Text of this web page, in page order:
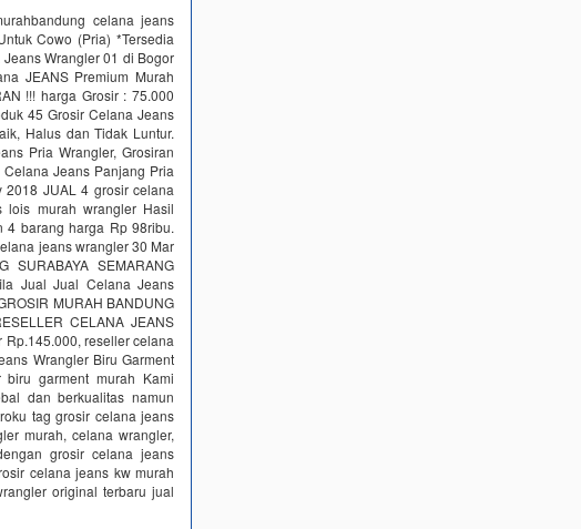
celana jeans
Cowo (Pria) *Tersedia
Wrangler 01 di Bogor
JEANS Premium Murah
!!! harga Grosir : 75.000
45 Grosir Celana Jeans
Halus dan Tidak Luntur.
Pria Wrangler, Grosiran
Jeans Panjang Pria
2018 JUAL 4 grosir celana
lois murah wrangler Hasil
4 barang harga Rp 98ribu.
jeans wrangler 30 Mar
SURABAYA SEMARANG
Jual Jual Celana Jeans
MURAH BANDUNG
CELANA JEANS
reseller celana
Wrangler Biru Garment
garment murah Kami
dan berkualitas namun
tag grosir celana jeans
murah, celana wrangler,
grosir celana jeans
celana jeans kw murah
original terbaru jual